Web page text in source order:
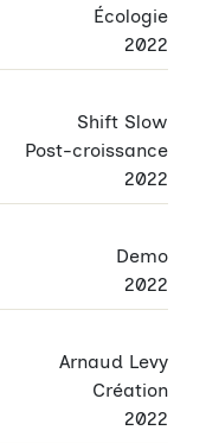
Écologie
2022
Shift Slow
Post-croissance
2022
Demo
2022
Arnaud Levy
Création
2022